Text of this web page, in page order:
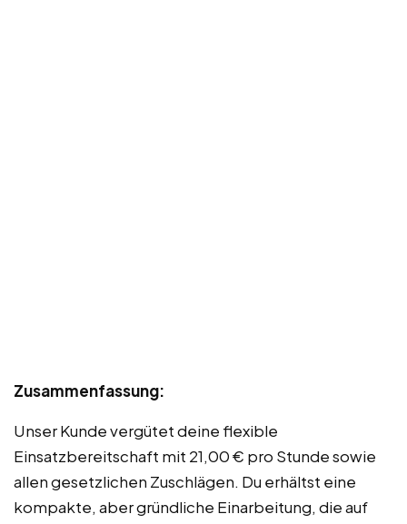
Zusammenfassung:
Unser Kunde vergütet deine flexible
Einsatzbereitschaft mit 21,00 € pro Stunde sowie
allen gesetzlichen Zuschlägen. Du erhältst eine
kompakte, aber gründliche Einarbeitung, die auf